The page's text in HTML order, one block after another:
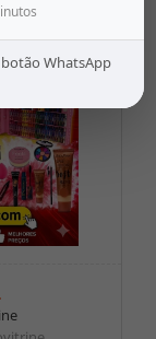
WhatsApp